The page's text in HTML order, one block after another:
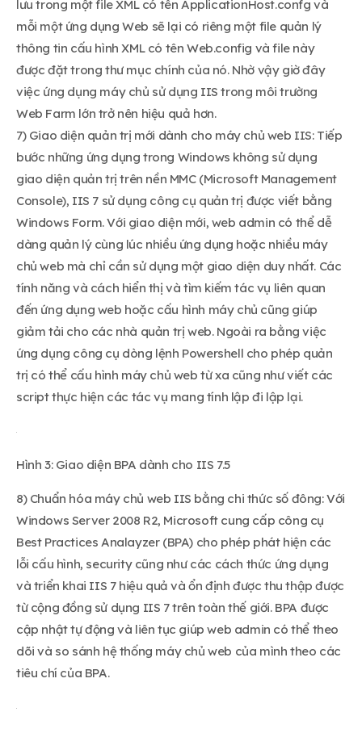
lưu trong một file XML có tên ApplicationHost.confg và
mỗi một ứng dụng Web sẽ lại có riêng một file quản lý
thông tin cấu hình XML có tên Web.config và file này
được đặt trong thư mục chính của nó. Nhờ vậy giờ đây
việc ứng dụng máy chủ sử dụng IIS trong môi trường
Web Farm lớn trở nên hiệu quả hơn.
7) Giao diện quản trị mới dành cho máy chủ web IIS: Tiếp
bước những ứng dụng trong Windows không sử dụng
giao diện quản trị trên nền MMC (Microsoft Management
Console), IIS 7 sử dụng công cụ quản trị được viết bằng
Windows Form. Với giao diện mới, web admin có thể dễ
dàng quản lý cùng lúc nhiều ứng dụng hoặc nhiều máy
chủ web mà chỉ cần sử dụng một giao diện duy nhất. Các
tính năng và cách hiển thị và tìm kiếm tác vụ liên quan
đến ứng dụng web hoặc cấu hình máy chủ cũng giúp
giảm tải cho các nhà quản trị web. Ngoài ra bằng việc
ứng dụng công cụ dòng lệnh Powershell cho phép quản
trị có thể cấu hình máy chủ web từ xa cũng như viết các
script thực hiện các tác vụ mang tính lập đi lập lại.
Hình 3: Giao diện BPA dành cho IIS 7.5
8) Chuẩn hóa máy chủ web IIS bằng chi thức số đông: Với
Windows Server 2008 R2, Microsoft cung cấp công cụ
Best Practices Analayzer (BPA) cho phép phát hiện các
lỗi cấu hình, security cũng như các cách thức ứng dụng
và triển khai IIS 7 hiệu quả và ổn định được thu thập được
từ cộng đồng sử dụng IIS 7 trên toàn thế giới. BPA được
cập nhật tự động và liên tục giúp web admin có thể theo
dõi và so sánh hệ thống máy chủ web của mình theo các
tiêu chí của BPA.